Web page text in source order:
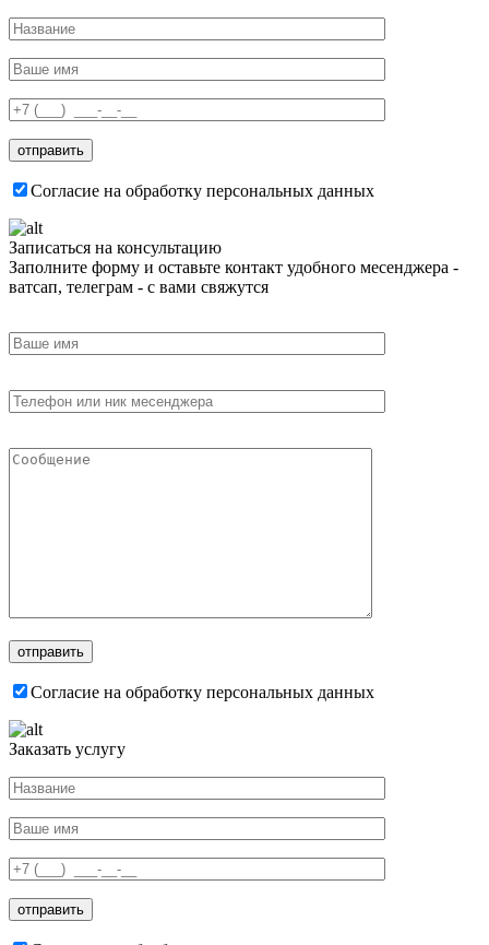
Согласие на обработку персональных данных
Записаться на консультацию
Заполните форму и оставьте контакт удобного месенджера -
ватсап, телеграм - с вами свяжутся
Согласие на обработку персональных данных
Заказать услугу